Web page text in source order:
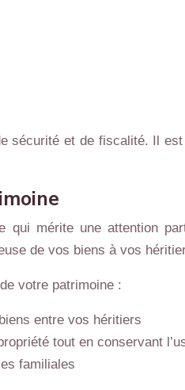
sécurité et de fiscalité. Il
mérite une attention
de vos biens à vos
votre patrimoine :
entre vos héritiers
tout en conservant
familiales